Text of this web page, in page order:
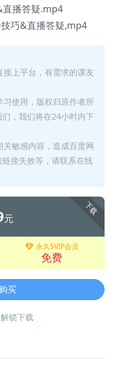
直播答疑.mp4
巧&直播答疑,mp4
上平台，有需求的课友
使用，版权归原作者所
，我们将在24小时内下
敏感内容，造成百度网
接失效等，请联系在线
下载
元
永久SVIP会员
免费
买
锁下载